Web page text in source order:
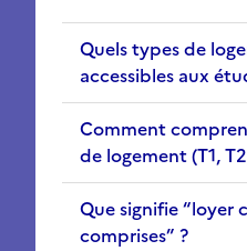
Quels types de
accessibles aux
Comment
de logement (T1,
Que signifie “loyer
comprises” ?